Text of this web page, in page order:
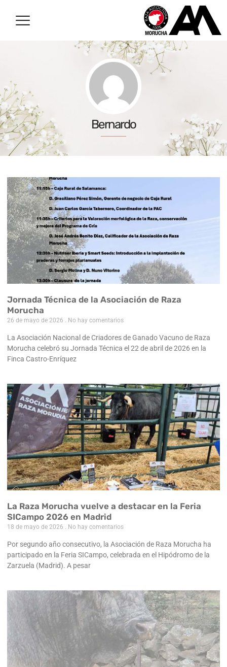
Bernardo
Jornada Técnica de la Asociación de Raza
Morucha
26 de mayo de 2026 No hay comentarios
La Asociación Nacional de Criadores de Ganado Vacuno de Raza
Morucha celebró su Jornada Técnica el 22 de abril de 2026 en la
Finca Castro-Enríquez
La Raza Morucha vuelve a destacar en la Feria
SICampo 2026 en Madrid
18 de mayo de 2026 No hay comentarios
Por segundo año consecutivo, la Asociación de Raza Morucha ha
participado en la Feria SICampo, celebrada en el Hipódromo de la
Zarzuela (Madrid). A pesar